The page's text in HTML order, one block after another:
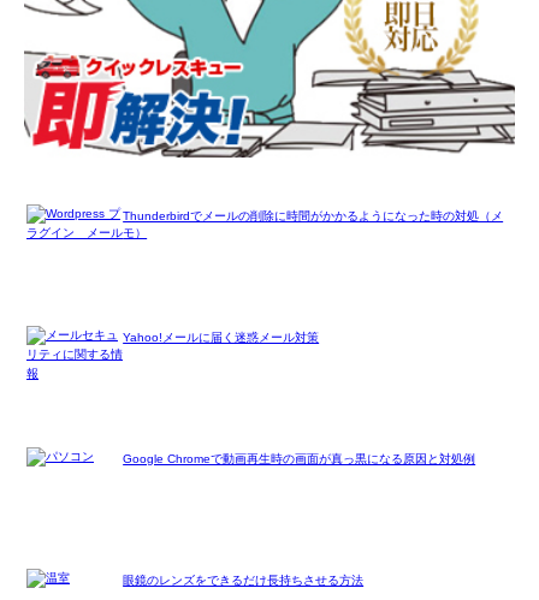
Thunderbirdでメールの削除に時間がかかるようになった時の対処（メ
モ）
Yahoo!メールに届く迷惑メール対策
Google Chromeで動画再生時の画面が真っ黒になる原因と対処例
眼鏡のレンズをできるだけ長持ちさせる方法